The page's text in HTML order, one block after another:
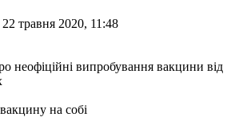
травня 2020, 11:48
на собі